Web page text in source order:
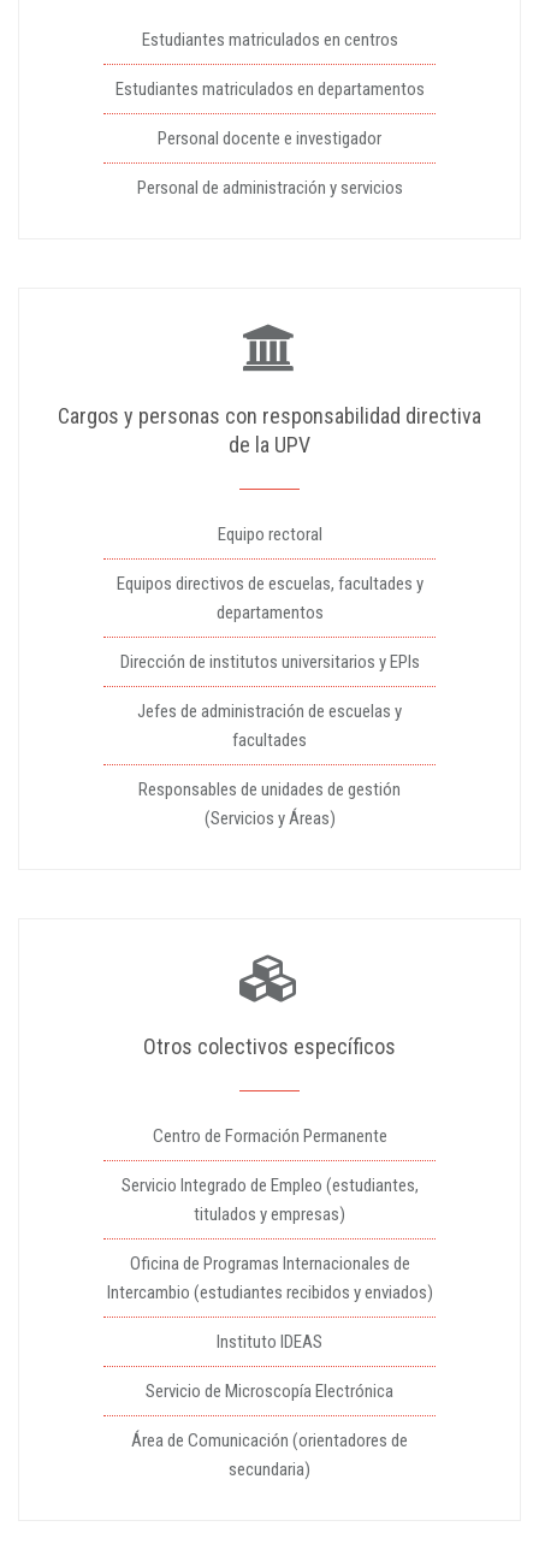
Estudiantes matriculados en centros
Estudiantes matriculados en departamentos
Personal docente e investigador
Personal de administración y servicios
Cargos y personas con responsabilidad directiva
de la UPV
Equipo rectoral
Equipos directivos de escuelas, facultades y
departamentos
Dirección de institutos universitarios y EPIs
Jefes de administración de escuelas y
facultades
Responsables de unidades de gestión
(Servicios y Áreas)
Otros colectivos específicos
Centro de Formación Permanente
Servicio Integrado de Empleo (estudiantes,
titulados y empresas)
Oficina de Programas Internacionales de
Intercambio (estudiantes recibidos y enviados)
Instituto IDEAS
Servicio de Microscopía Electrónica
Área de Comunicación (orientadores de
secundaria)